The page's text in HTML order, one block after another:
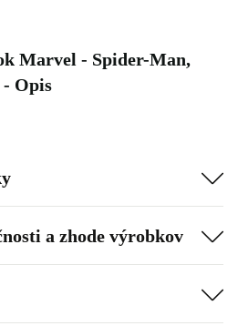
Marvel - Spider-Man,
Opis
a zhode výrobkov